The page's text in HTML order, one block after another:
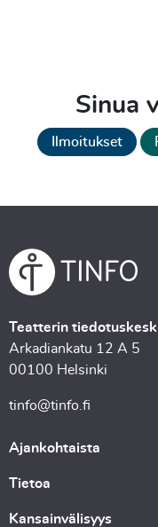
Sinua
Ilmoitukset
Teatterin
Arkadiankatu 12 A 5
00100 Helsinki
tinfo@tinfo.fi
Ajankohtaista
Tietoa
Kansainvälisyys